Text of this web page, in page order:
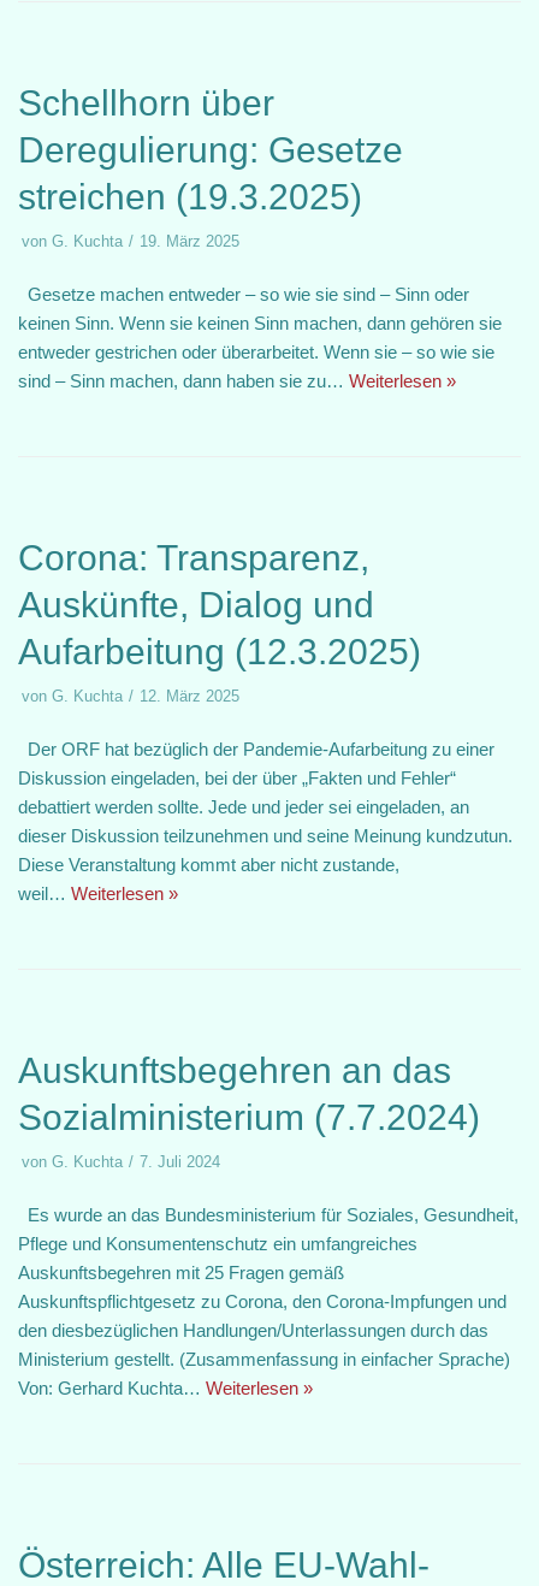
Schellhorn über
Deregulierung: Gesetze
streichen (19.3.2025)
von G. Kuchta 19. März 2025
Gesetze machen entweder – so wie sie sind – Sinn oder
keinen Sinn. Wenn sie keinen Sinn machen, dann gehören sie
entweder gestrichen oder überarbeitet. Wenn sie – so wie sie
sind – Sinn machen, dann haben sie zu… Weiterlesen »
Corona: Transparenz,
Auskünfte, Dialog und
Aufarbeitung (12.3.2025)
von G. Kuchta 12. März 2025
Der ORF hat bezüglich der Pandemie-Aufarbeitung zu einer
Diskussion eingeladen, bei der über „Fakten und Fehler“
debattiert werden sollte. Jede und jeder sei eingeladen, an
dieser Diskussion teilzunehmen und seine Meinung kundzutun.
Diese Veranstaltung kommt aber nicht zustande,
weil… Weiterlesen »
Auskunftsbegehren an das
Sozialministerium (7.7.2024)
von G. Kuchta 7. Juli 2024
Es wurde an das Bundesministerium für Soziales, Gesundheit,
Pflege und Konsumentenschutz ein umfangreiches
Auskunftsbegehren mit 25 Fragen gemäß
Auskunftspflichtgesetz zu Corona, den Corona-Impfungen und
den diesbezüglichen Handlungen/Unterlassungen durch das
Ministerium gestellt. (Zusammenfassung in einfacher Sprache)
Von: Gerhard Kuchta… Weiterlesen »
Österreich: Alle EU-Wahl-